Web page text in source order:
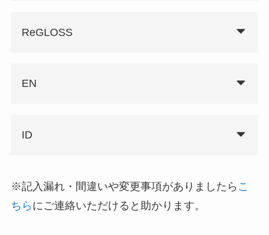
ReGLOSS
EN
ID
※記入漏れ・間違いや変更事項がありましたら こ
ちら にご連絡いただけると助かります。